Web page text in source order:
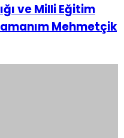
ve Milli Eğitim
Mehmetçik